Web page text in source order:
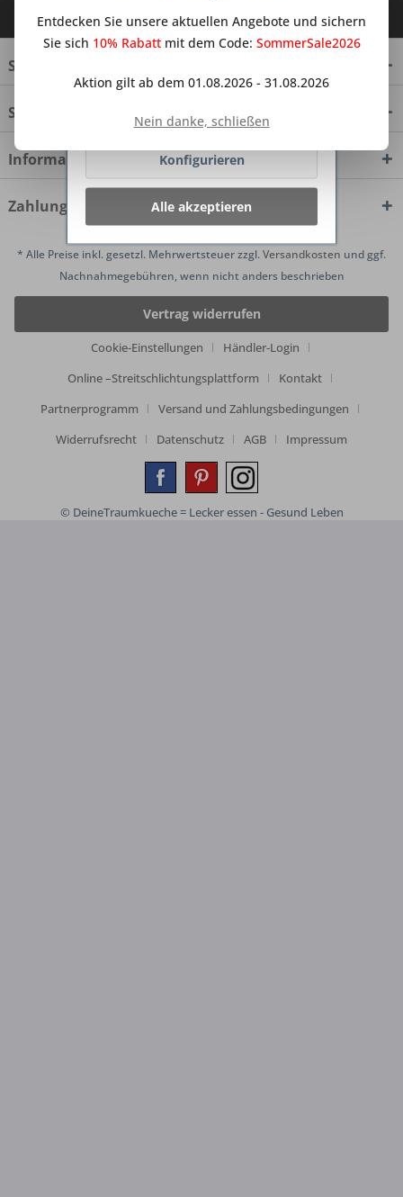
Service Hotline
Shop Service
Informationen
Zahlungsmethoden
* Alle Preise inkl. gesetzl. Mehrwertsteuer zzgl.Versandkosten und ggf.
Nachnahmegebühren, wenn nicht anders beschrieben
Vertrag widerrufen
Cookie-Einstellungen
Händler-Login
Online –Streitschlichtungsplattform
Kontakt
Partnerprogramm
Versand und Zahlungsbedingungen
Widerrufsrecht
Datenschutz AGB Impressum
© DeineTraumkueche = Lecker essen - Gesund Leben
Entdecken Sie unsere aktuellen Angebote und sichern
Sie sich 10% Rabattmit dem Code: SommerSale2026
Aktion gilt ab dem 01.08.2026 - 31.08.2026
Nein danke, schließen
Netzwerken vereinfachen sollen,
werden nur mit Ihrer Zustimmung
Ablehnen
Konfigurieren
Alle akzeptieren